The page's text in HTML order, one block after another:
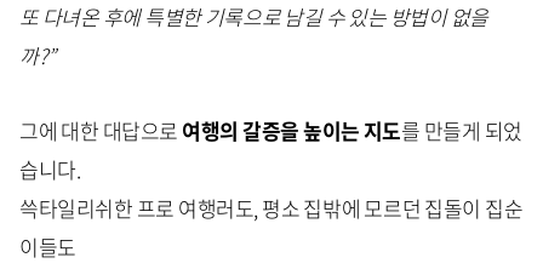
또 다녀온 후에 특별한 기록으로 남길 수 있는 방법이 없을
까?”
그에 대한 대답으로 여행의 갈증을 높이는 지도를 만들게 되었
습니다.
쓱타일리쉬한 프로 여행러도, 평소 집밖에 모르던 집돌이 집순
이들도